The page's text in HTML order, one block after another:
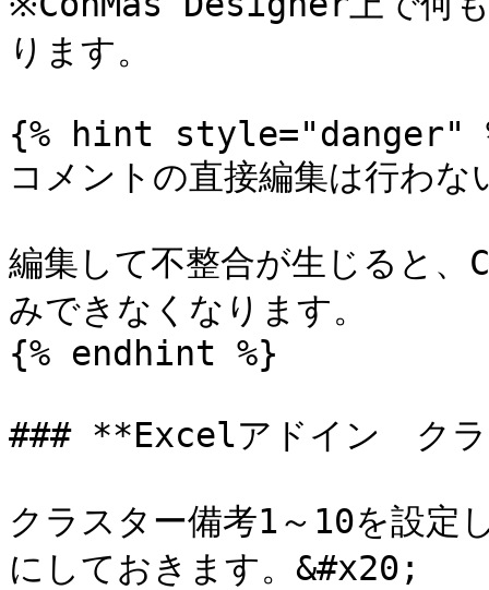
ります。
{% hint style="danger"
コメントの直接編集は行わな
編集して不整合が生じると
みできなくなります。
{% endhint %}
### **Excelアドイン　ク
クラスター備考1～10を設定
にしておきます。&#x20;